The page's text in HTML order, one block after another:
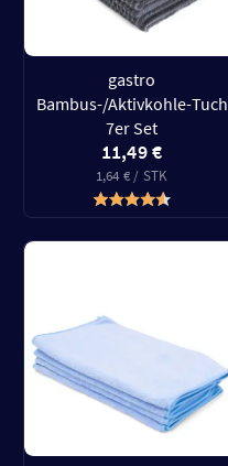
gastro
Bambus-/Aktivkohle-Tuch
7er Set
11,49 €
1,64 € / STK